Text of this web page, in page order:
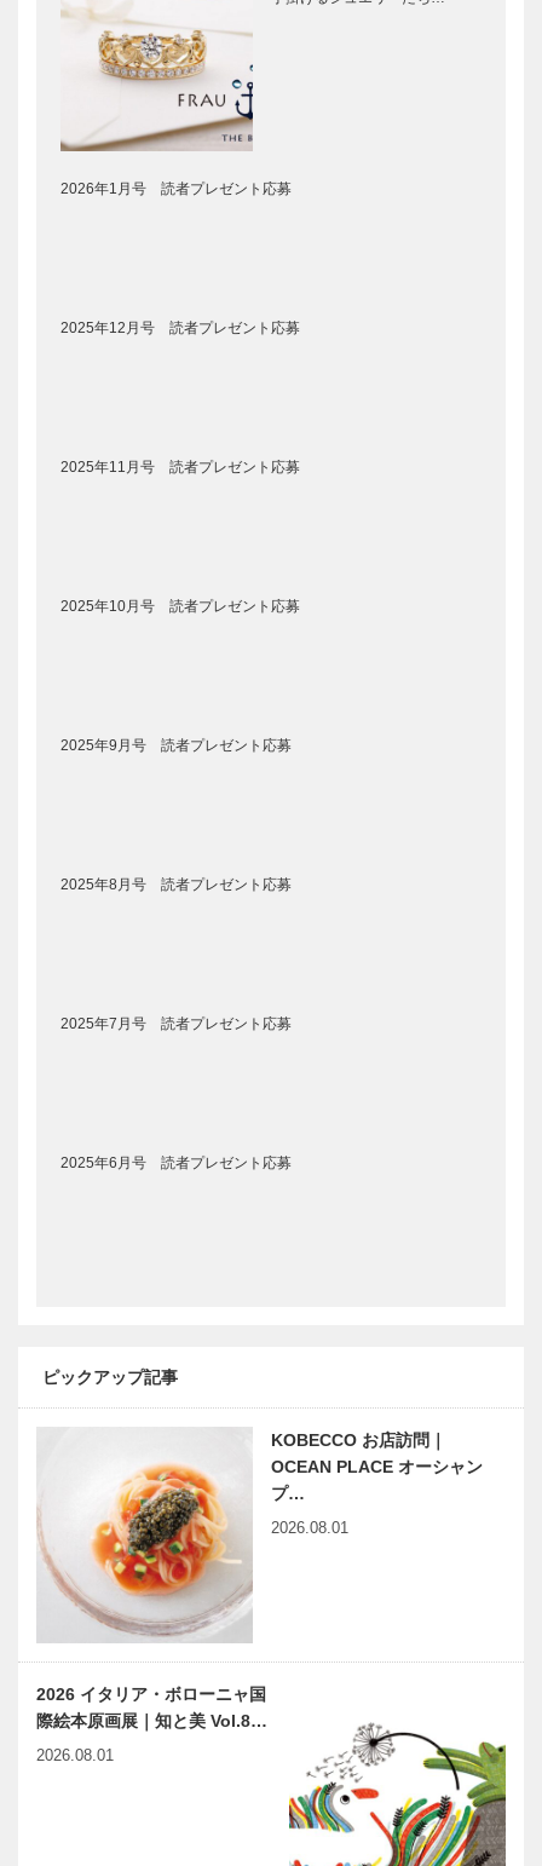
2026年1月号 読者プレゼント応募
2025年12月号 読者プレゼント応募
2025年11月号 読者プレゼント応募
2025年10月号 読者プレゼント応募
2025年9月号 読者プレゼント応募
2025年8月号 読者プレゼント応募
2025年7月号 読者プレゼント応募
2025年6月号 読者プレゼント応募
ピックアップ記事
KOBECCO お店訪問｜
OCEAN PLACE オーシャン
プ…
2026.08.01
2026 イタリア・ボローニャ国
際絵本原画展｜知と美 Vol.8…
2026.08.01